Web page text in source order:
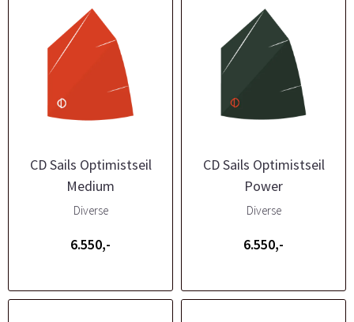
CD Sails Optimistseil
Medium
Diverse
6.550,-
CD Sails Optimistseil
Power
Diverse
6.550,-